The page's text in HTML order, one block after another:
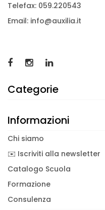
Telefax: 059.220543
Email: info@auxilia.it
Categorie
Informazioni
Chi siamo
✉️ Iscriviti alla newsletter
Catalogo Scuola
Formazione
Consulenza